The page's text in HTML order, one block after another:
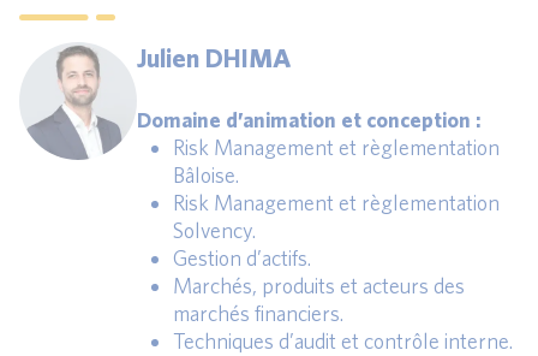
Julien DHIMA
Domaine d’animation et conception :
Risk Management et règlementation
Bâloise.
Risk Management et règlementation
Solvency.
Gestion d’actifs.
Marchés, produits et acteurs des
marchés financiers.
Techniques d’audit et contrôle interne.